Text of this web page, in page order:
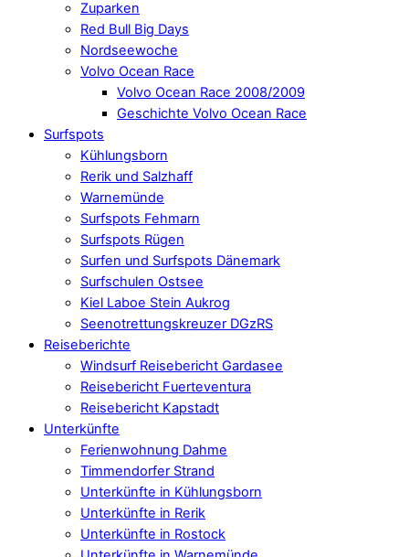
Zuparken
Red Bull Big Days
Nordseewoche
Volvo Ocean Race
Volvo Ocean Race 2008/2009
Geschichte Volvo Ocean Race
Surfspots
Kühlungsborn
Rerik und Salzhaff
Warnemünde
Surfspots Fehmarn
Surfspots Rügen
Surfen und Surfspots Dänemark
Surfschulen Ostsee
Kiel Laboe Stein Aukrog
Seenotrettungskreuzer DGzRS
Reiseberichte
Windsurf Reisebericht Gardasee
Reisebericht Fuerteventura
Reisebericht Kapstadt
Unterkünfte
Ferienwohnung Dahme
Timmendorfer Strand
Unterkünfte in Kühlungsborn
Unterkünfte in Rerik
Unterkünfte in Rostock